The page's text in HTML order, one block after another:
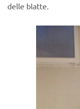
delle blatte.